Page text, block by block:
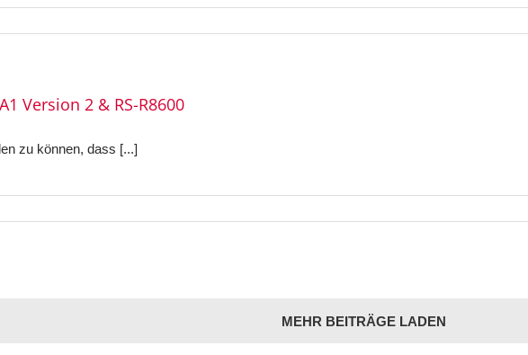
Version 2 & RS-R8600
zu können, dass [...]
MEHR BEITRÄGE LADEN